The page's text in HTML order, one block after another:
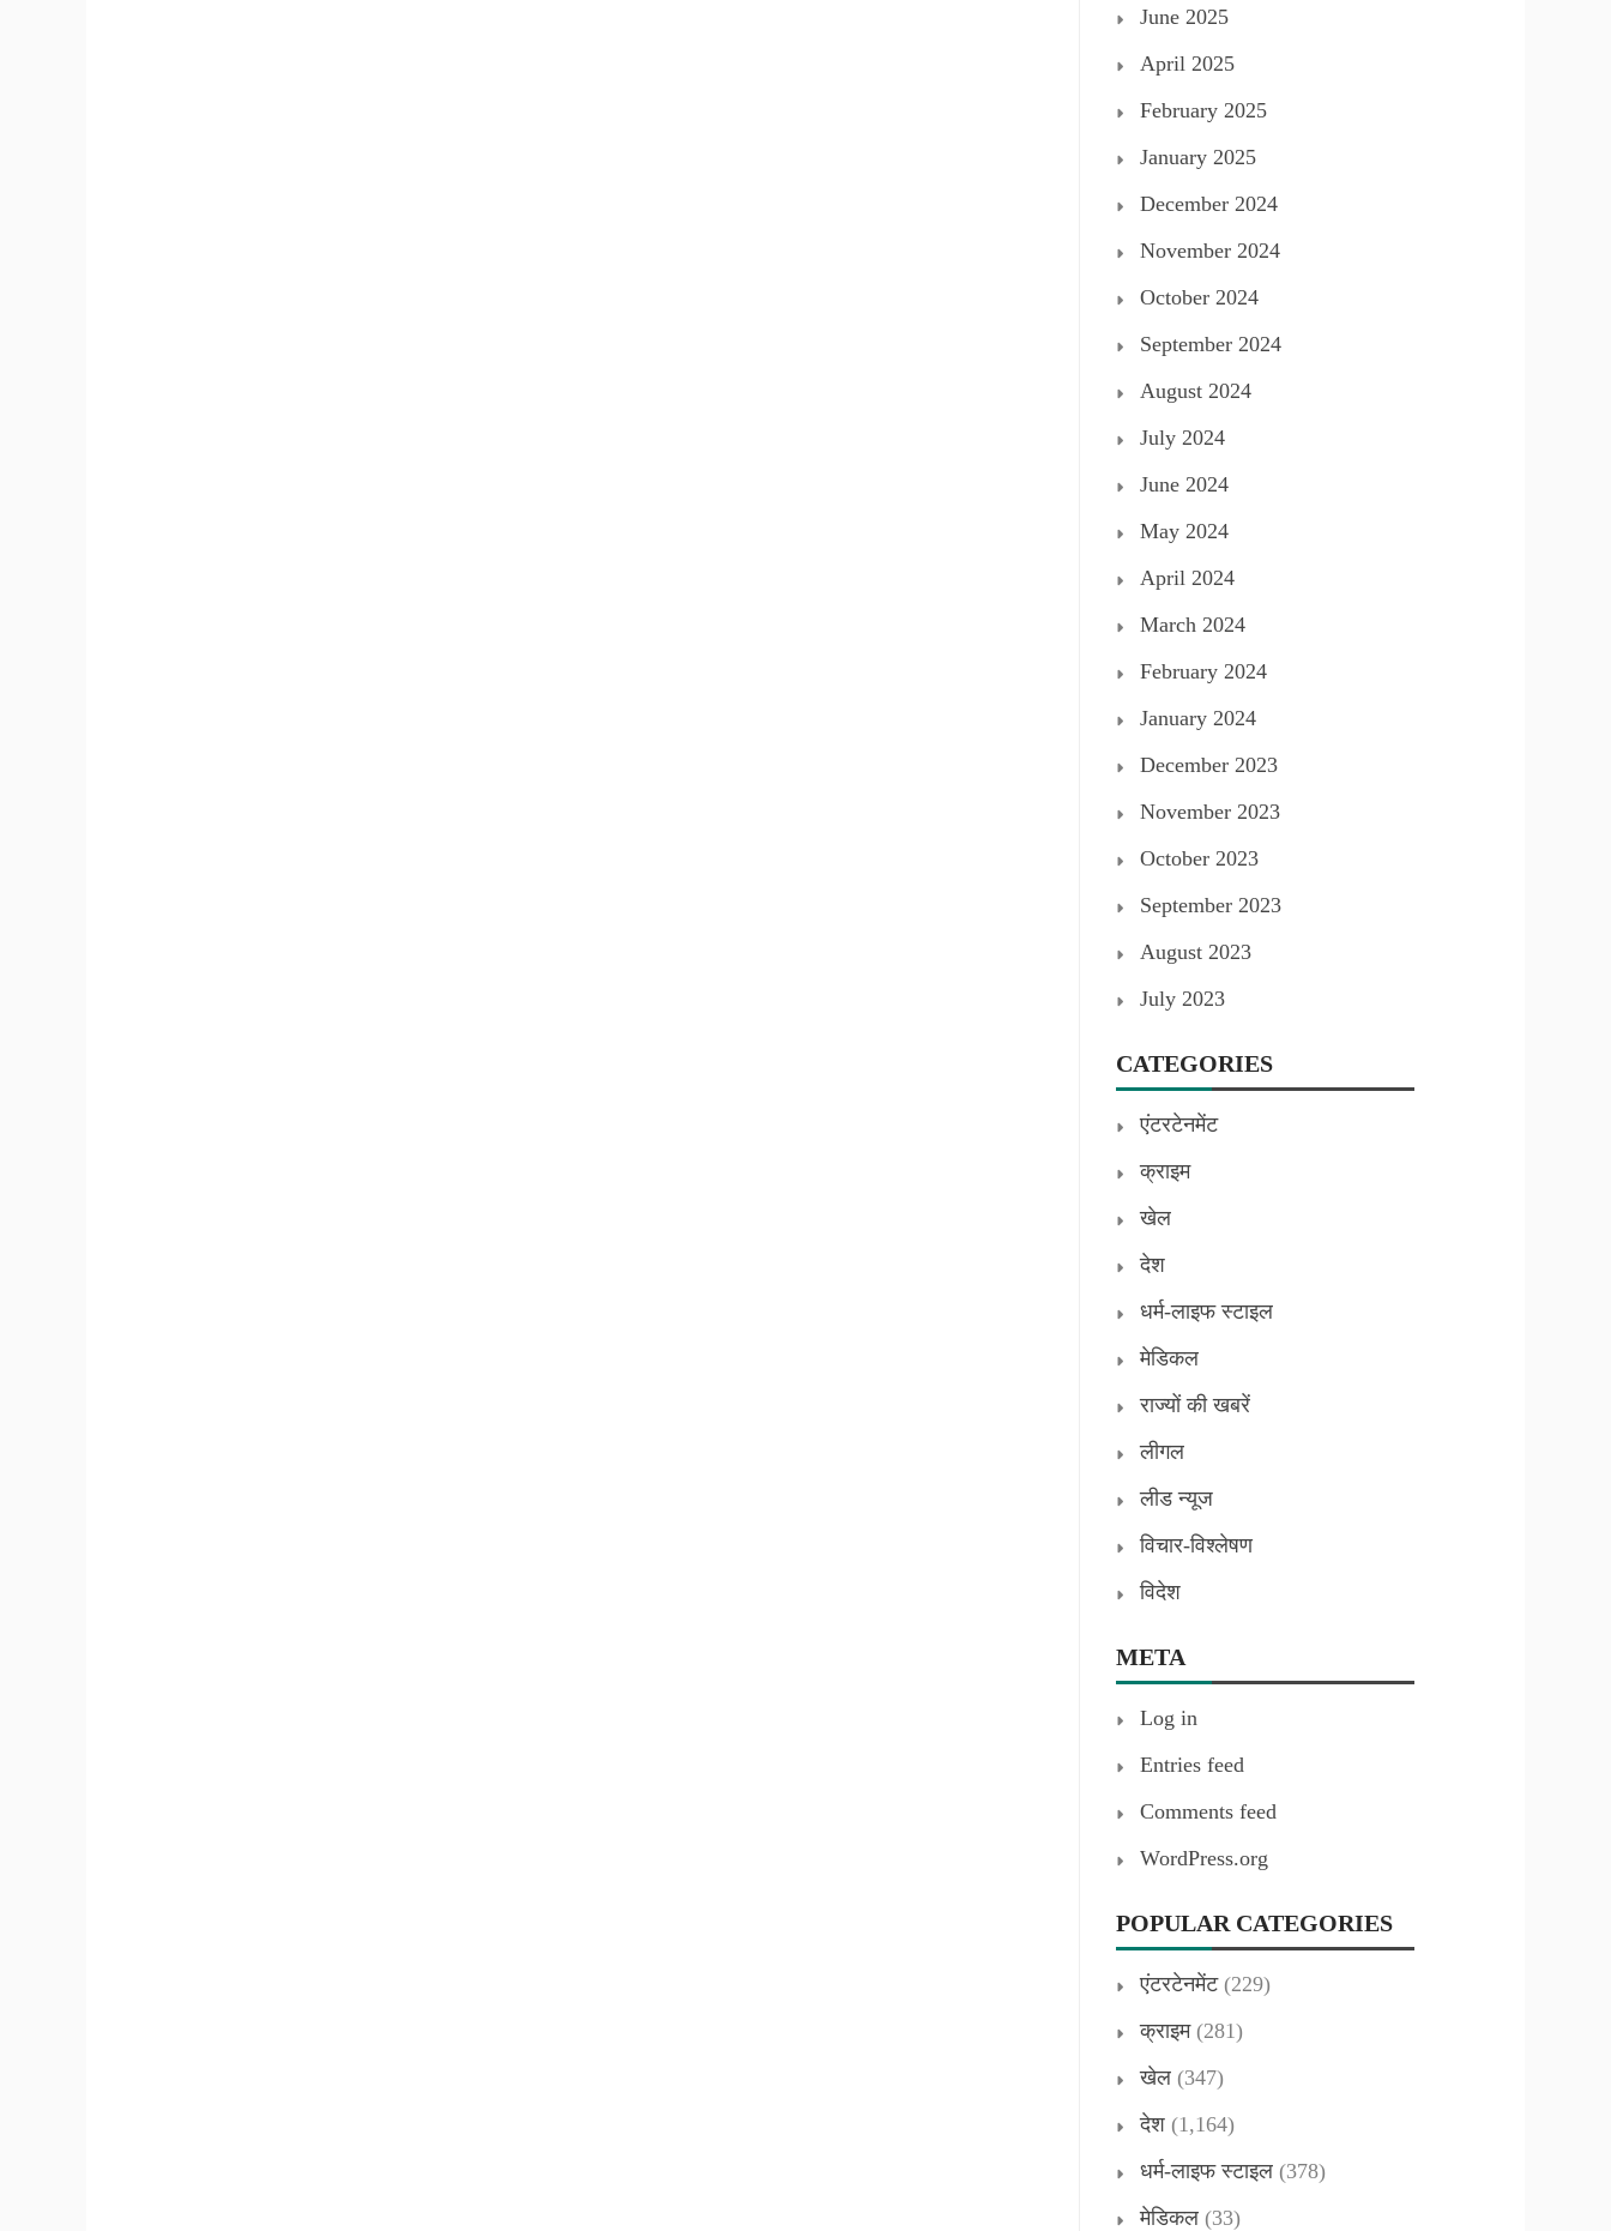
June 2025
April 2025
February 2025
January 2025
December 2024
November 2024
October 2024
September 2024
August 2024
July 2024
June 2024
May 2024
April 2024
March 2024
February 2024
January 2024
December 2023
November 2023
October 2023
September 2023
August 2023
July 2023
CATEGORIES
एंटरटेनमेंट
क्राइम
खेल
देश
धर्म-लाइफ स्टाइल
मेडिकल
राज्यों की खबरें
लीगल
लीड न्यूज
विचार-विश्लेषण
विदेश
META
Log in
Entries feed
Comments feed
WordPress.org
POPULAR CATEGORIES
एंटरटेनमेंट(229)
क्राइम(281)
खेल (347)
देश (1,164)
धर्म-लाइफ स्टाइल (378)
मेडिकल (33)